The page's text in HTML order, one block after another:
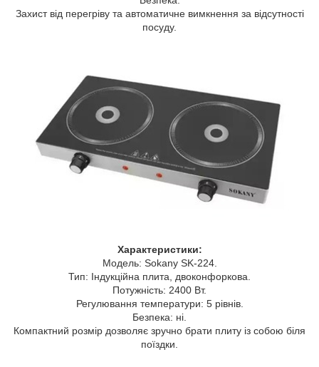
Захист від перегріву та автоматичне вимкнення за відсутності
посуду.
Характеристики:
Модель: Sokany SK-224.
Тип: Індукційна плита, двоконфоркова.
Потужність: 2400 Вт.
Регулювання температури: 5 рівнів.
Безпека: ні.
Компактний розмір дозволяє зручно брати плиту із собою біля
поїздки.